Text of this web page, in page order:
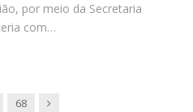
por meio da Secretaria
com…
68 Next